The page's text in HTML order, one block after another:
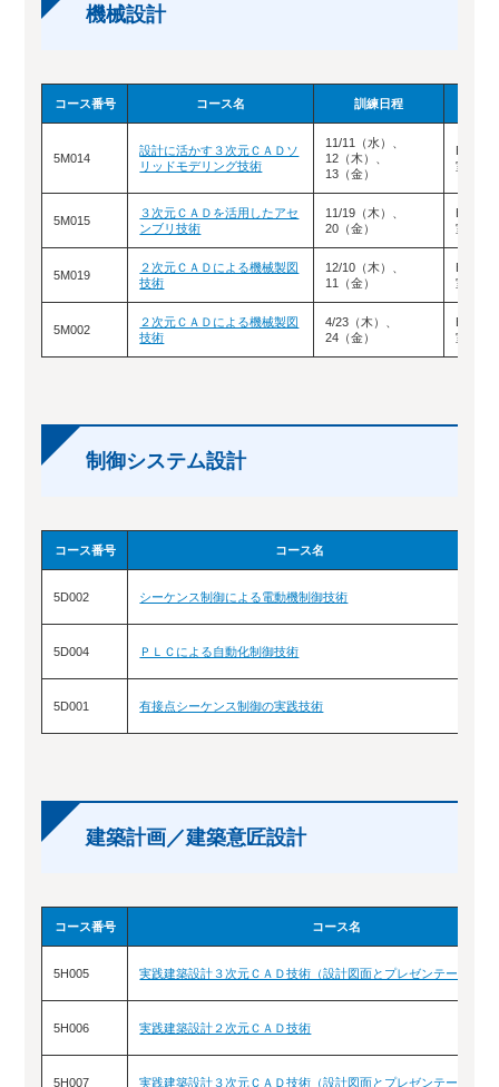
機械設計
コース番号 コース名 訓練日程
5M014
設計に活かす３次元ＣＡＤソ
リッドモデリング技術
11/11（水）、
12（木）、
13（金）
B棟B
室
5M015
３次元ＣＡＤを活用したアセ
ンブリ技術
11/19（木）、
20（金）
B棟B
室
5M019
２次元ＣＡＤによる機械製図
技術
12/10（木）、
11（金）
B棟B
室
5M002
２次元ＣＡＤによる機械製図
技術
4/23（木）、
24（金）
B棟B
室
制御システム設計
コース番号 コース名
5D002 シーケンス制御による電動機制御技術
5D004 ＰＬＣによる自動化制御技術
5D001 有接点シーケンス制御の実践技術
建築計画／建築意匠設計
コース番号 コース名
5H005 実践建築設計３次元ＣＡＤ技術（設計図面とプレゼンテーション
5H006 実践建築設計２次元ＣＡＤ技術
5H007 実践建築設計３次元ＣＡＤ技術（設計図面とプレゼンテーション